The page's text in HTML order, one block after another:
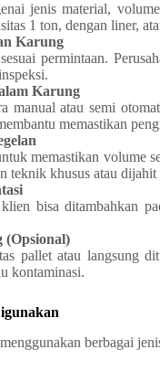
jenis material,
1 ton, dengan liner,
Karung
permintaan.
Karung
manual atau semi
memastikan
memastikan volume
teknik khusus atau dijahit
bisa ditambahkan
(Opsional)
pallet atau langsung
kontaminasi.
berbagai